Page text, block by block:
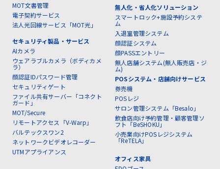
MOT文書管理
電子契約サービス
法人光回線サービス「MOT光」
セキュリティ製品・サービス
AIカメラ
ウェアラブルカメラ（ボディカメ
ラ）
顔認証IDパスワード管理
セキュリティゲート
ファイル共有サーバー「コネクト
ガード」
MOT/Secure
リモートアクセス「V-Warp」
バルテックスワン2
ネットワークビデオレコーダー
UTMアプライアンス
無人化・省人化ソリューション
スマートロック+施設予約システ
ム
入退室管理システム
顔認証システム
顔PASSエントリー
無人店舗システム(無人販売店・ジ
ム)
POSシステム・店舗向けサービス
券売機
POSレジ
サロン管理システム「Besalo」
飲食店向け予約管理・顧客管理ソ
フト「BeSHOKU」
小売業向けPOSレジシステム
「ReTELA」
オフィス家具